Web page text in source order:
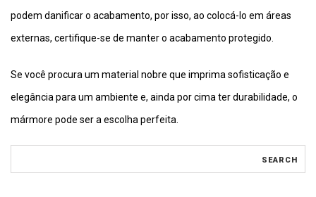
podem danificar o acabamento, por isso, ao colocá-lo em áreas
externas, certifique-se de manter o acabamento protegido.
Se você procura um material nobre que imprima sofisticação e
elegância para um ambiente e, ainda por cima ter durabilidade, o
mármore pode ser a escolha perfeita.